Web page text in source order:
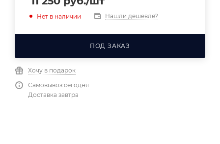
Нет в наличии Нашли дешевле?
ПОД ЗАКАЗ
Хочу в подарок
Самовывоз сегодня
Доставка завтра